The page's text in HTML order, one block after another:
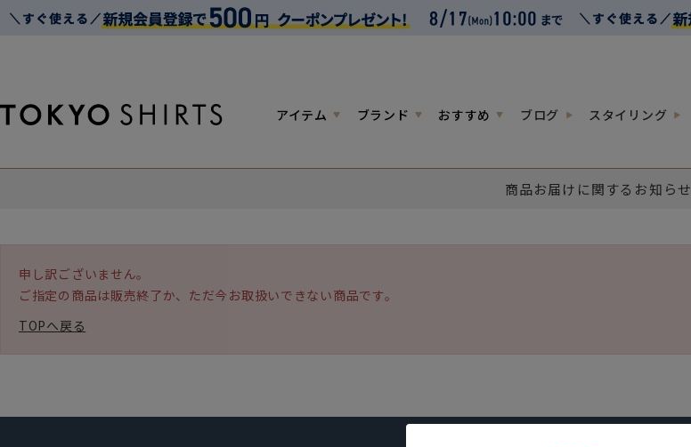
アイテム ブランド おすすめ ブログ スタイリング
商品お届けに関するお知らせ
申し訳ございません。
ご指定の商品は販売終了か、ただ今お取扱いできない商品です。
TOPへ戻る